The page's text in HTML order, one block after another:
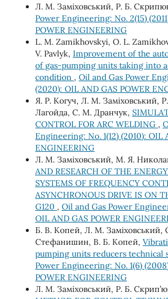
Л. М. Заміховський, Р. Б.
Power Engineering: No. 2(15)
POWER ENGINEERING
L. М. Zamikhovskyi, О. L.
V. Pavlyk, Improvement of the
of gas-pumping units taking into
condition , Oil and Gas Power
(2020): OIL AND GAS POWER
Я. Р. Когуч, Л. М. Заміховський,
Лагойда, С. М. Дранчук,
CONTROL FOR ARC WELDING ,
Engineering: No. 1(12) (2010): OIL
ENGINEERING
Л. М. Заміховський, М. Я.
AND RESEARCH OF THE
SYSTEMS OF FREQUENCY
ASYNCHRONOUS DRIVE IS ON
G120 , Oil and Gas Power
OIL AND GAS POWER
Б. В. Копей, Л. М. Заміховський,
Стефанишин, В. Б. Копей,
pumping units reducers technical
Power Engineering: No. 1(6)
POWER ENGINEERING
Л. М. Заміховський, Р. Б.